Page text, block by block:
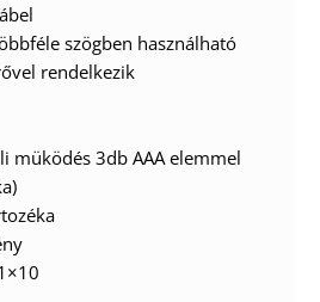
szögben használható
rendelkezik
müködés 3db AAA elemmel